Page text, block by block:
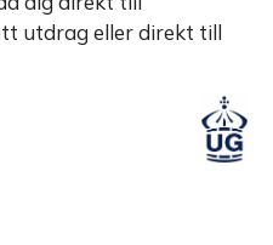
utdrag eller direkt till